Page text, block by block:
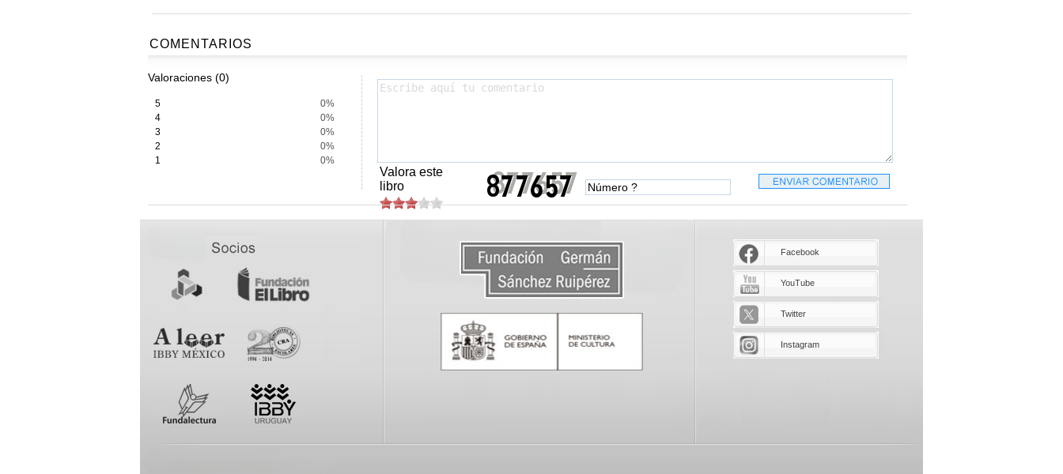
COMENTARIOS
Valoraciones (0)
5
0%
4
0%
3
0%
2
0%
1
0%
Valora este
libro
Facebook
YouTube
Twitter
Instagram